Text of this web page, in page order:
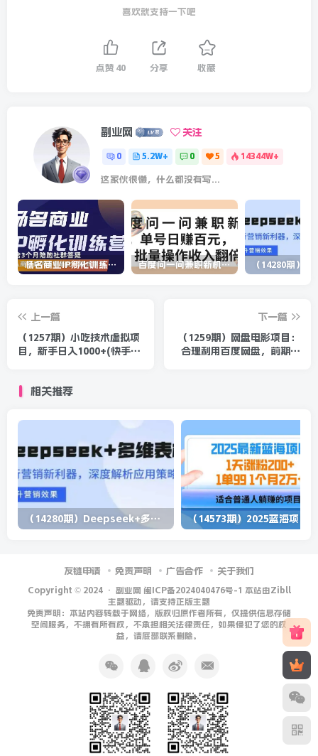
喜欢就支持一下吧
点赞 40 分享 收藏
副业网 关注
0 5.2W+ 0 5 14344W+
这家伙很懒，什么都没有写...
杨名商业IP孵化训练营，从商业到内容到转化一站式学 价值5980元 百度问一问兼职新机遇，单号日赚百元，批量操作收入翻倍
上一篇
（1257期）小吃技术虚拟项
目，新手日入1000+(快手引
下一篇
（1259期）网盘电影项目：
合理利用百度网盘，前期辛
相关推荐
（14280期）Deepseek+多维表格，银行营销新利器，深度解析应用策略，提升营销效果
友链申请 免责声明 广告合作 关于我们
Copyright © 2024 · 副业网 闽ICP备2024040476号-1 本站由Zibll
主题驱动，请支持正版主题
免责声明：本站内容转载于网络，版权归原作者所有，仅提供信息存储
空间服务，不拥有所有权，不承担相关法律责任，如果侵犯了您的权
益，请底部联系删除。